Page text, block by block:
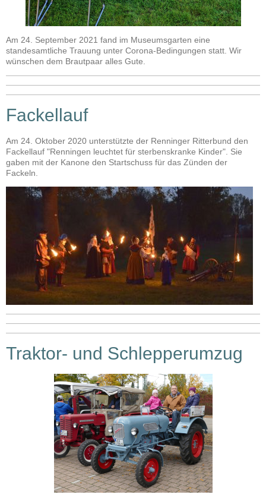
Am 24. September 2021 fand im Museumsgarten eine
standesamtliche Trauung unter Corona-Bedingungen statt. Wir
wünschen dem Brautpaar alles Gute.
Fackellauf
Am 24. Oktober 2020 unterstützte der Renninger Ritterbund den
Fackellauf "Renningen leuchtet für sterbenskranke Kinder". Sie
gaben mit der Kanone den Startschuss für das Zünden der
Fackeln.
Traktor- und Schlepperumzug